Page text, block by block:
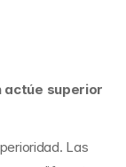
actúe superior
Las